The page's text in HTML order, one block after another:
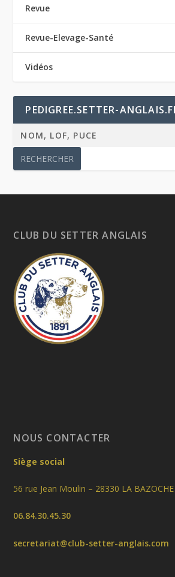
Revue
Revue-Elevage-Santé
Vidéos
PEDIGREE.SETTER-
CLUB DU SETTER ANGLAIS
NOUS CONTACTER
Siège social
56 rue Jean Moulin – 28330 LA BAZOCHE
06.84.30.45.30
secretariat@club-setter-anglais.com